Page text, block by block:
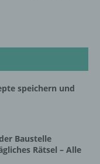
speichern und
Baustelle
Rätsel – Alle
werden
Daten nicht
werden.
Verarbeitung
Verarbeitung
oder